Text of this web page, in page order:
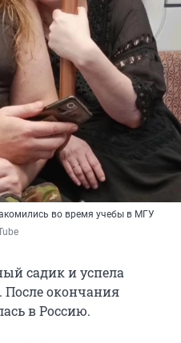
во время учебы в МГУ
садик и успела
После окончания
в Россию.